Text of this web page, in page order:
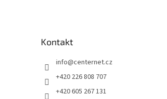
Kontakt
info@centernet.cz
+420 226 808 707
+420 605 267 131